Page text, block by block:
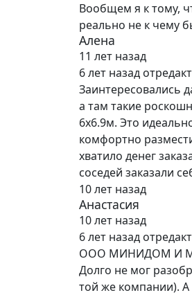
Вообщем я к тому,
реально не к чему
Алена
11 лет назад
6 лет назад
Заинтересовались
а там такие
6х6.9м. Это
комфортно
хватило денег
соседей заказали
10 лет назад
Анастасия
10 лет назад
6 лет назад
ООО МИНИДОМ И
Долго не мог
той же компании). А